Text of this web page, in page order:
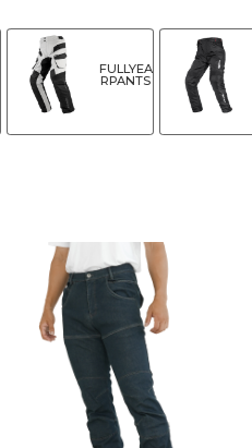
FULLYEA
RPANTS